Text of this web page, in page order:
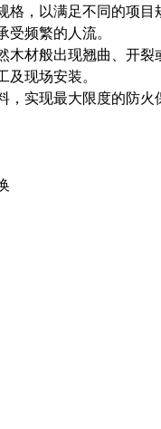
格，以满足不同的项目
频繁的人流。
木材般出现翘曲、开裂
现场安装。
，实现最大限度的防火